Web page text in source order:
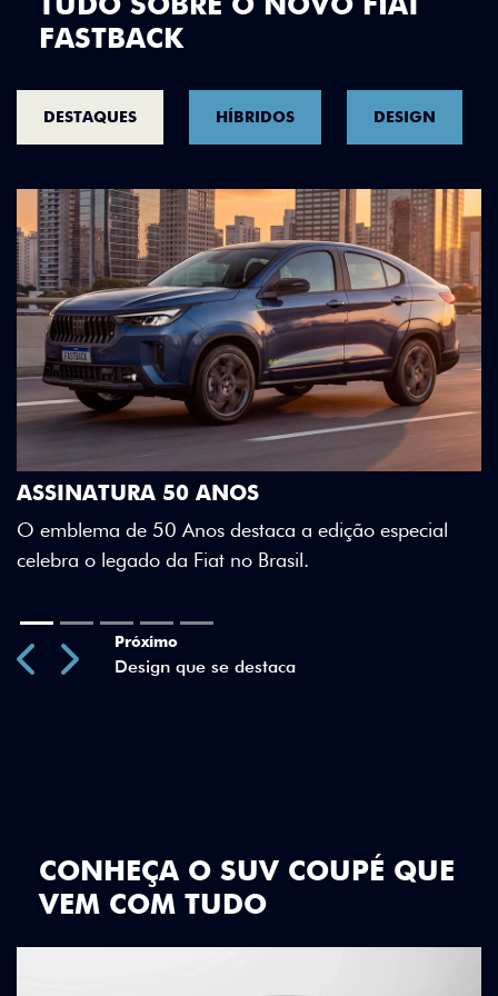
FASTBACK
DESTAQUES HÍBRIDOS DESIGN
DESIGN QUE SE DESTACA
Teto bicolor, adesivos estilizados e detalhes em
Green criam uma identidade visual única.
CONHEÇA O SUV COUPÉ QUE
VEM COM TUDO